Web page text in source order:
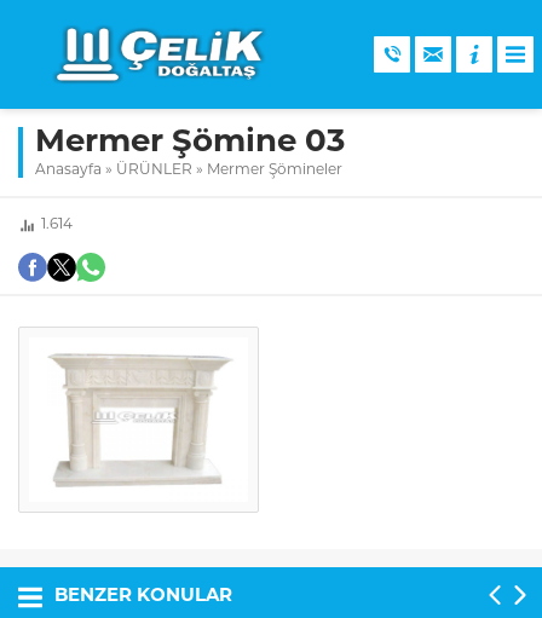
Mermer Şömine 03
Anasayfa » ÜRÜNLER » Mermer Şömineler
1.614
BENZER KONULAR